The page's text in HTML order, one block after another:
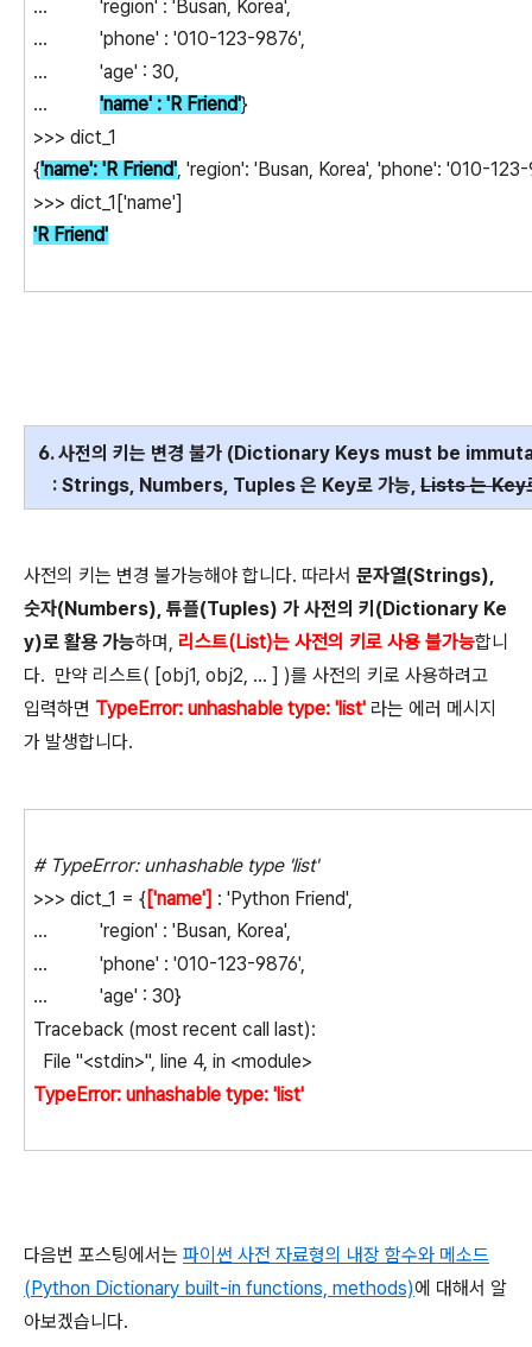
... 'region' : 'Busan, Korea',
... 'phone' : '010-123-9876',
... 'age' : 30,
... 'name' : 'R Friend'}
>>> dict_1
{'name': 'R Friend', 'region': 'Busan, Korea', 'phone': '010-
>>> dict_1['name']
'R Friend'
6. 사전의 키는 변경 불가 (Dictionary Keys must be
: Strings, Numbers, Tuples 은 Key로 가능, Lists 는 Key
사전의 키는 변경 불가능해야 합니다. 따라서 문자열(Strings),
숫자(Numbers), 튜플(Tuples) 가 사전의 키(Dictionary Ke
y)로 활용 가능하며, 리스트(List)는 사전의 키로 사용 불가능합니
다. 만약 리스트( [obj1, obj2, ... ] )를 사전의 키로 사용하려고
입력하면 TypeError: unhashable type: 'list' 라는 에러 메시지
가 발생합니다.
# TypeError: unhashable type 'list'
>>> dict_1 = {['name'] : 'Python Friend',
... 'region' : 'Busan, Korea',
... 'phone' : '010-123-9876',
... 'age' : 30}
Traceback (most recent call last):
File "<stdin>", line 4, in <module>
TypeError: unhashable type: 'list'
다음번 포스팅에서는 파이썬 사전 자료형의 내장 함수와 메소드
(Python Dictionary built-in functions, methods)에 대해서 알
아보겠습니다.